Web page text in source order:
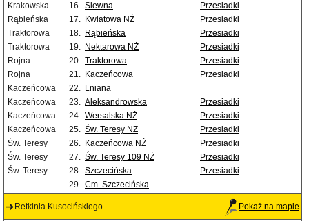
Krakowska
16. Siewna
Przesiadki
Rąbieńska
17. Kwiatowa NŻ
Przesiadki
Traktorowa
18. Rąbieńska
Przesiadki
Traktorowa
19. Nektarowa NŻ
Przesiadki
Rojna
20. Traktorowa
Przesiadki
Rojna
21. Kaczeńcowa
Przesiadki
Kaczeńcowa
22. Lniana
Kaczeńcowa
23. Aleksandrowska
Przesiadki
Kaczeńcowa
24. Wersalska NŻ
Przesiadki
Kaczeńcowa
25. Św. Teresy NŻ
Przesiadki
Św. Teresy
26. Kaczeńcowa NŻ
Przesiadki
Św. Teresy
27. Św. Teresy 109 NŻ
Przesiadki
Św. Teresy
28. Szczecińska
Przesiadki
29. Cm. Szczecińska
Retkinia Kusocińskiego Pokaż na mapie